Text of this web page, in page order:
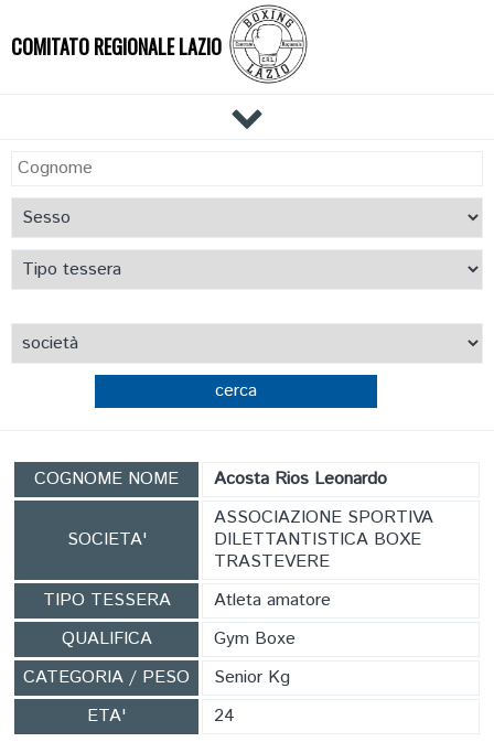
COMITATO REGIONALE LAZIO
PALESTRE
TECNICI
ATLETI
RIUNIONI
AFFILIAZIONE E TESSERAMENTO
CARTE FEDERALI
cerca
COGNOME NOME Acosta Rios Leonardo
SOCIETA'
ASSOCIAZIONE SPORTIVA
DILETTANTISTICA BOXE
TRASTEVERE
TIPO TESSERA
Atleta amatore
QUALIFICA
Gym Boxe
CATEGORIA / PESO
Senior Kg
ETA'
24